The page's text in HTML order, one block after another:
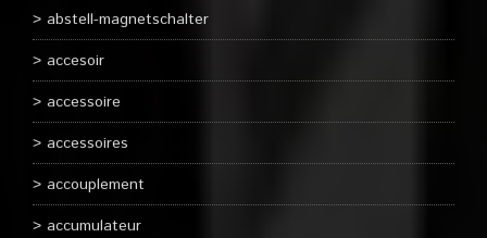
abstell-magnetschalter
accesoir
accessoire
accessoires
accouplement
accumulateur